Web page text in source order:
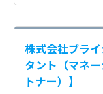
株式会社ブラ
タント（マネ
トナー）】